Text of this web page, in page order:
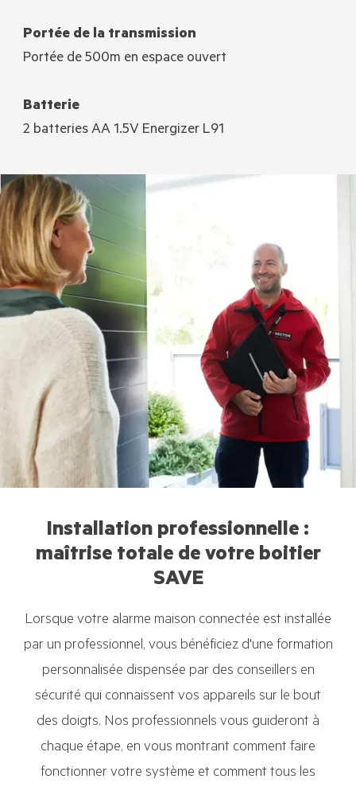
Portée de la transmission
Portée de 500m en espace ouvert
Batterie
2 batteries AA 1.5V Energizer L91
Installation professionnelle :
maîtrise totale de votre boitier
SAVE
Lorsque votre alarme maison connectée est installée
par un professionnel, vous bénéficiez d'une formation
personnalisée dispensée par des conseillers en
sécurité qui connaissent vos appareils sur le bout
des doigts. Nos professionnels vous guideront à
chaque étape, en vous montrant comment faire
fonctionner votre système et comment tous les